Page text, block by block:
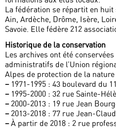
La fédération se répartit en
Ain, Ardèche, Drôme, Isère,
Savoie. Elle fédère 212
Historique de la conservation
Les archives ont été
administratifs de l’Union
Alpes de protection de la nature
–1971-1995 : 43 boulevard du
–1995-2000 : 32 rue Sainte-
–2000-2013 : 19 rue Jean
–2013-2018 : 77 rue Jean-
–À partir de 2018 : 2 rue